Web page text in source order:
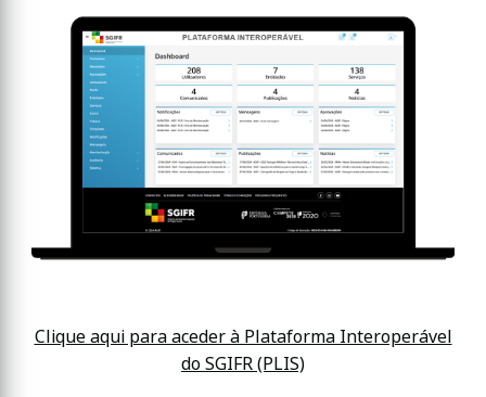
Clique aqui para aceder à Plataforma Interoperável
do SGIFR (PLIS)